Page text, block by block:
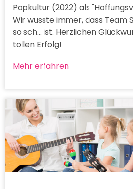
Popkultur (2022) als
Wir wusste immer, dass Team
so sch... ist. Herzlichen
tollen Erfolg!
Mehr erfahren